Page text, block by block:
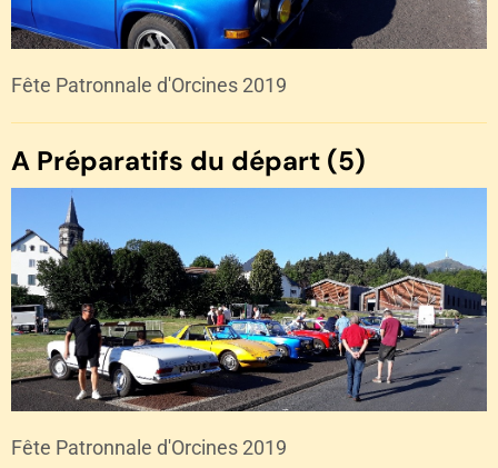
Fête Patronnale d'Orcines 2019
A Préparatifs du départ (5)
Fête Patronnale d'Orcines 2019